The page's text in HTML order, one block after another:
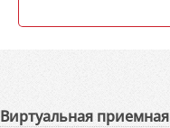
Виртуальная приемная